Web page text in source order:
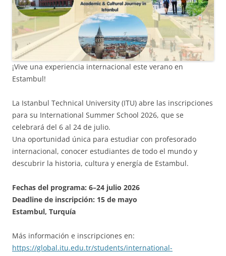
¡Vive una experiencia internacional este verano en
Estambul!
La Istanbul Technical University (ITU) abre las inscripciones
para su International Summer School 2026, que se
celebrará del 6 al 24 de julio.
Una oportunidad única para estudiar con profesorado
internacional, conocer estudiantes de todo el mundo y
descubrir la historia, cultura y energía de Estambul.
Fechas del programa: 6–24 julio 2026
Deadline de inscripción: 15 de mayo
Estambul, Turquía
Más información e inscripciones en:
https://global.itu.edu.tr/students/international-